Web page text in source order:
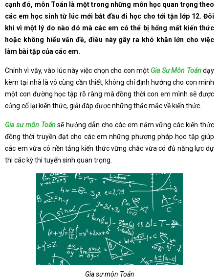
cạnh đó, môn Toán là một trong những môn học quan trọng theo
các em học sinh từ lúc mới bắt đầu đi học cho tới tận lớp 12. Đôi
khi vì một lý do nào đó mà các em có thể bị hổng mất kiến thức
hoặc không hiểu vấn đề, điều này gây ra khó khăn lớn cho việc
làm bài tập của các em.
Chính vì vậy, vào lúc này việc chọn cho con một Gia Sư Môn Toándạy
kèm tại nhà là vô cùng cần thiết, không chỉ định hướng cho con mình
một con đường học tập rõ ràng mà đồng thời con em mình sẽ được
củng cố lại kiến thức, giải đáp được những thắc mắc về kiến thức.
Gia sư môn Toánsẽ hướng dẫn cho các em nắm vững các kiến thức
đồng thời truyền đạt cho các em những phương pháp học tập giúp
các em vừa có nền tảng kiến thức vững chắc vừa có đủ năng lực dự
thi các kỳ thi tuyển sinh quan trọng.
Gia sư môn Toán